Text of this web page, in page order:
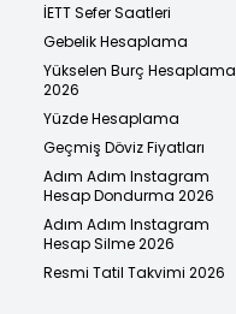
İETT Sefer Saatleri
Gebelik Hesaplama
Yükselen Burç Hesaplama
2026
Yüzde Hesaplama
Geçmiş Döviz Fiyatları
Adım Adım Instagram
Hesap Dondurma 2026
Adım Adım Instagram
Hesap Silme 2026
Resmi Tatil Takvimi 2026